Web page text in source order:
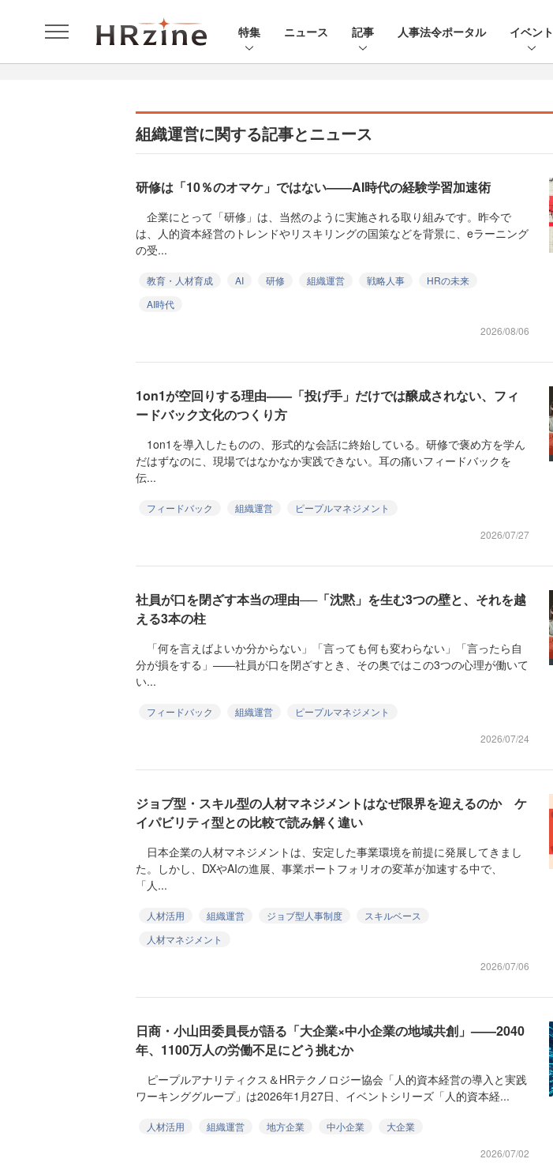
特集 ニュース 記事 人事法令ポータル イベント
組織運営に関する記事とニュース
研修は「10％のオマケ」ではない——AI時代の経験学習加速術
企業にとって「研修」は、当然のように実施される取り組みです。昨今で
は、人的資本経営のトレンドやリスキリングの国策などを背景に、eラーニング
の受...
教育・人材育成 AI 研修 組織運営 戦略人事
HRの未来
AI時代
2026/08/06
1on1が空回りする理由——「投げ手」だけでは醸成されない、フィ
ードバック文化のつくり方
1on1を導入したものの、形式的な会話に終始している。研修で褒め方を学ん
だはずなのに、現場ではなかなか実践できない。耳の痛いフィードバックを
伝...
フィードバック 組織運営
ピープルマネジメント
2026/07/27
社員が口を閉ざす本当の理由──「沈黙」を生む3つの壁と、それを越
える3本の柱
「何を言えばよいか分からない」「言っても何も変わらない」「言ったら自
分が損をする」——社員が口を閉ざすとき、その奥ではこの3つの心理が働いて
い...
フィードバック 組織運営
ピープルマネジメント
2026/07/24
ジョブ型・スキル型の人材マネジメントはなぜ限界を迎えるのか ケ
イパビリティ型との比較で読み解く違い
日本企業の人材マネジメントは、安定した事業環境を前提に発展してきまし
た。しかし、DXやAIの進展、事業ポートフォリオの変革が加速する中で、
「人...
人材活用 組織運営 ジョブ型人事制度
スキルベース
人材マネジメント
2026/07/06
日商・小山田委員長が語る「大企業×中小企業の地域共創」——2040
年、1100万人の労働不足にどう挑むか
ピープルアナリティクス＆HRテクノロジー協会「人的資本経営の導入と実践
ワーキンググループ」は2026年1月27日、イベントシリーズ「人的資本経...
人材活用 組織運営 地方企業 中小企業
大企業
2026/07/02